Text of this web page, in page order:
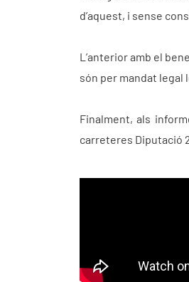
d’aquest, i sense
L’anterior amb el
són per mandat legal
Finalment, als
carreteres Diputació